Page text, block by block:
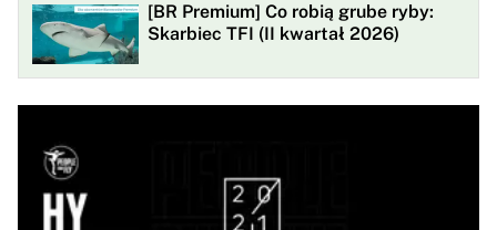
[BR Premium] Co robią grube ryby:
Skarbiec TFI (II kwartał 2026)